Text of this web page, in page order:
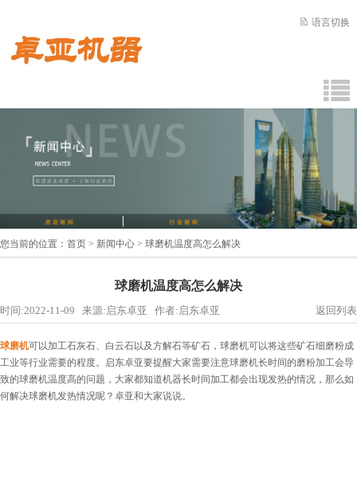
语言切换
您当前的位置： 首页 > 新闻中心 > 球磨机温度高怎么解决
球磨机温度高怎么解决
时间:2022-11-09 来源:启东卓亚 作者:启东卓亚 返回列表
球磨机可以加工石灰石、白云石以及方解石等矿石，球磨机可以将这些矿石细磨粉成
工业等行业需要的程度。启东卓亚要提醒大家需要注意球磨机长时间的磨粉加工会导
致的球磨机温度高的问题，大家都知道机器长时间加工都会出现发热的情况，那么如
何解决球磨机发热情况呢？卓亚和大家说说。